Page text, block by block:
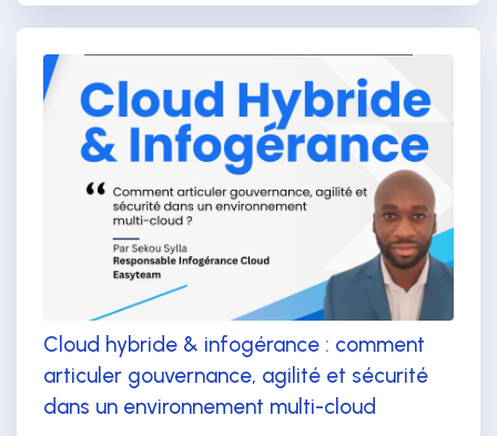
Cloud hybride & infogérance : comment
articuler gouvernance, agilité et sécurité
dans un environnement multi-cloud